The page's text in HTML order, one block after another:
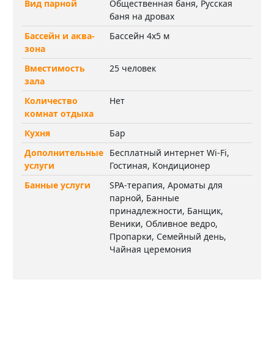
Вид парной
Общественная баня, Русская
баня на дровах
Бассейн и аква-
зона
Бассейн 4х5 м
Вместимость
зала
25 человек
Количество
комнат отдыха
Нет
Кухня
Бар
Дополнительные
услуги
Бесплатный интернет Wi-Fi,
Гостиная, Кондиционер
Банные услуги
SPA-терапия, Ароматы для
парной, Банные
принадлежности, Банщик,
Веники, Обливное ведро,
Пропарки, Семейный день,
Чайная церемония